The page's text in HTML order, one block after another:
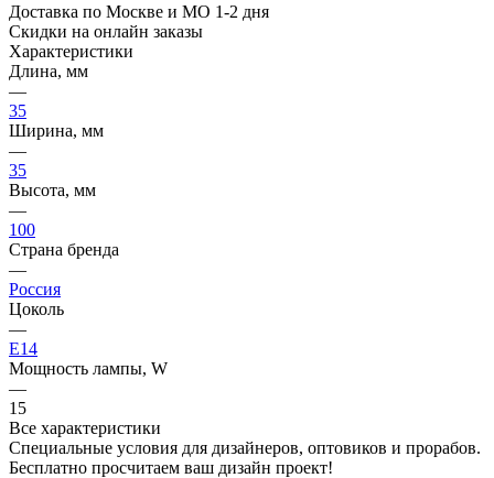
Доставка по Москве и МО 1-2 дня
Скидки на онлайн заказы
Характеристики
Длина, мм
—
35
Ширина, мм
—
35
Высота, мм
—
100
Страна бренда
—
Россия
Цоколь
—
E14
Мощность лампы, W
—
15
Все характеристики
Специальные условия для дизайнеров, оптовиков и прорабов.
Бесплатно просчитаем ваш дизайн проект!